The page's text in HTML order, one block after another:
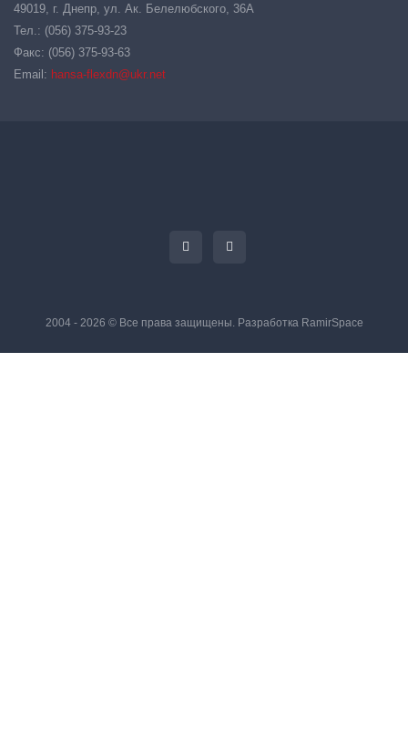
49019, г. Днепр, ул. Ак. Белелюбского, 36А
Тел.: (056) 375-93-23
Факс: (056) 375-93-63
Email: hansa-flexdn@ukr.net
2004 - 2026 © Все права защищены. Разработка RamirSpace